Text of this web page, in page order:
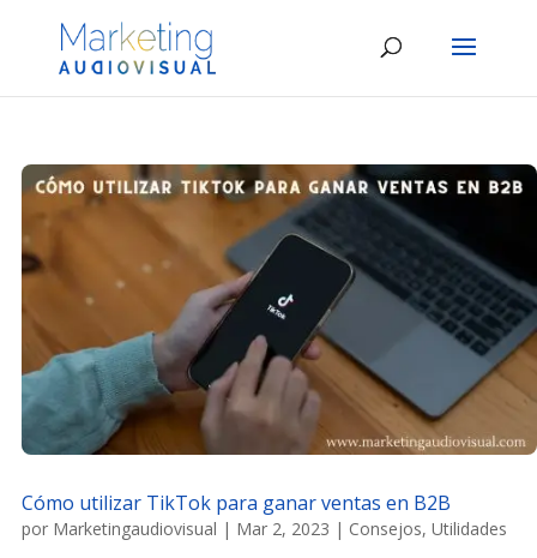
Cómo utilizar TikTok para ganar ventas en B2B
por Marketingaudiovisual | Mar 2, 2023 | Consejos, Utilidades